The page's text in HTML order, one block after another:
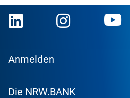
Anmelden
Kundenportal
Die NRW.BANK